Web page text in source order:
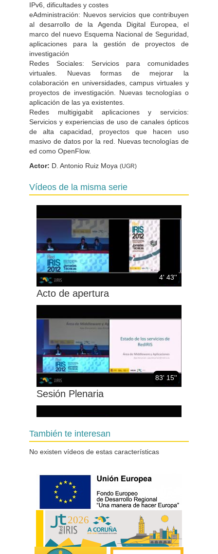
IPv6, dificultades y costes
eAdministración: Nuevos servicios que contribuyen
al desarrollo de la Agenda Digital Europea, el
marco del nuevo Esquema Nacional de Seguridad,
aplicaciones para la gestión de proyectos de
investigación
Redes Sociales: Servicios para comunidades
virtuales. Nuevas formas de mejorar la
colaboración en universidades, campus virtuales y
proyectos de investigación. Nuevas tecnologías o
aplicación de las ya existentes.
Redes multigigabit aplicaciones y servicios:
Servicios y experiencias de uso de canales ópticos
de alta capacidad, proyectos que hacen uso
masivo de datos por la red. Nuevas tecnologías de
ed como OpenFlow.
Actor: D. Antonio Ruiz Moya (UGR)
Vídeos de la misma serie
4' 43''
Acto de apertura
83' 15''
Sesión Plenaria
Participaciones relámpago (I)
sobre
servicios/proyectos/actividades
de instituciones
También te interesan
No existen vídeos de estas características